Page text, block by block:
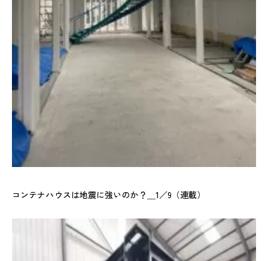
コンテナハウスは地震に強いのか？＿1／9（連載）